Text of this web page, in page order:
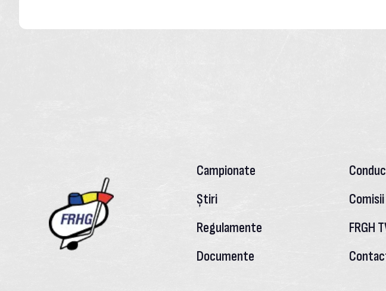
Campionate
Știri
Regulamente
Documente
Comisii
FRGH